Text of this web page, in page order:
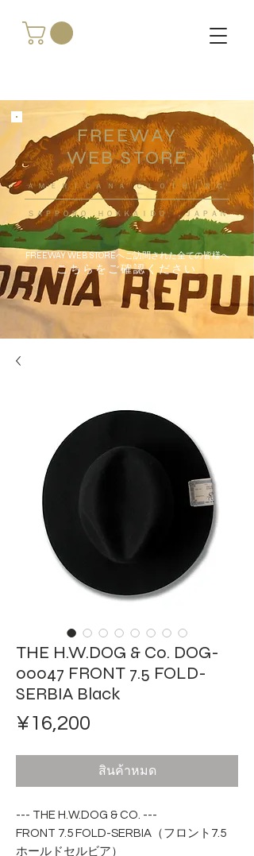
FREEWAY
WEB STORE
​ＡＭＥＲＩＣＡＮＡ ＣＬＯＴＨＩＮＧ
ＳＡＰＰＯＲＯ ＨＯＫＫＡＩＤＯ ，ＪＡＰＡＮ
FREEWAY WEB STOREへご訪問された全ての皆様へ
こちらをご確認ください
THE H.W.DOG & Co. DOG-
00047 FRONT 7.5 FOLD-
SERBIA Black
¥16,200
สินค้าหมด
--- THE H.W.DOG & CO. ---
FRONT 7.5 FOLD-SERBIA（フロント7.5
ホールドセルビア）